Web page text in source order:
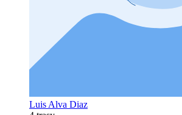
Luis Alva Diaz